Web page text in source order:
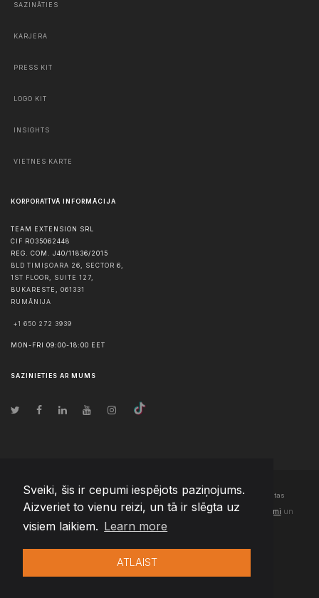
Sveiki, šis ir cepumi iespējots paziņojums.
Aizveriet to vienu reizi, un tā ir slēgta uz
visiem laikiem. Learn more
ATLAIST
SAZINĀTIES
KARJERA
PRESS KIT
LOGO KIT
INSIGHTS
VIETNES KARTE
KORPORATĪVĀ INFORMĀCIJA
TEAM EXTENSION SRL
CIF RO35062448
REG. COM. J40/11836/2015
BLD TIMIȘOARA 26, SECTOR 6,
1ST FLOOR, SUITE 127,
BUKARESTE , 061331
RUMĀNIJA
+1 650 272 3939
MON-FRI 09:00-18:00 EET
SAZINIETIES AR MUMS
© Autortiesības2026 Team Extension Latvia- Visas tiesības aizsargātas
Changelog● Izmantojot šo vietni, jūs piekrītat mūsuLietošanas noteikumi un
Privātuma politika